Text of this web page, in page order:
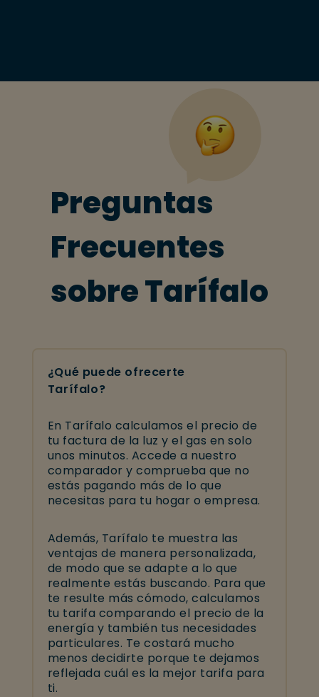
Preguntas
Frecuentes
sobre Tarífalo
¿Qué puede ofrecerte
Tarífalo?
En Tarífalo calculamos el precio de
tu factura de la luz y el gas en solo
unos minutos. Accede a nuestro
comparador y comprueba que no
estás pagando más de lo que
necesitas para tu hogar o empresa.
Además, Tarífalo te muestra las
ventajas de manera personalizada,
de modo que se adapte a lo que
realmente estás buscando. Para que
te resulte más cómodo, calculamos
tu tarifa comparando el precio de la
energía y también tus necesidades
particulares. Te costará mucho
menos decidirte porque te dejamos
reflejada cuál es la mejor tarifa para
ti.